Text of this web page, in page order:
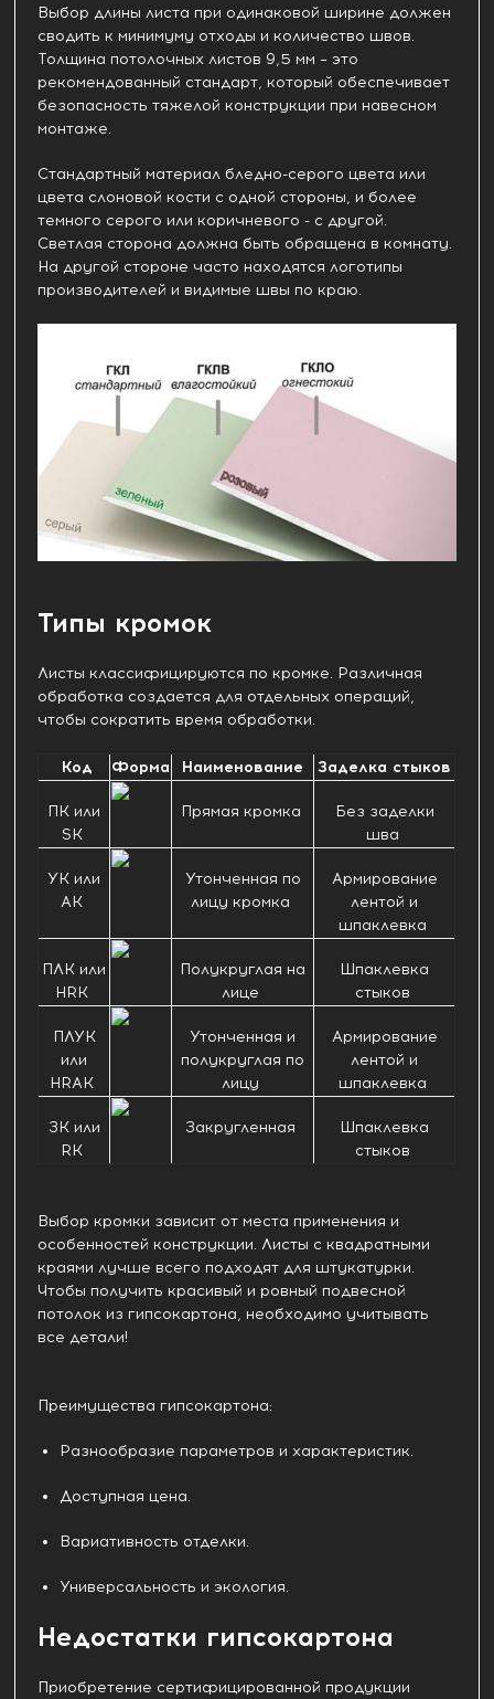
Выбор длины листа при одинаковой ширине должен
сводить к минимуму отходы и количество швов.
Толщина потолочных листов 9,5 мм – это
рекомендованный стандарт, который обеспечивает
безопасность тяжелой конструкции при навесном
монтаже.
Стандартный материал бледно-серого цвета или
цвета слоновой кости с одной стороны, и более
темного серого или коричневого - с другой.
Светлая сторона должна быть обращена в комнату.
На другой стороне часто находятся логотипы
производителей и видимые швы по краю.
Типы кромок
Листы классифицируются по кромке. Различная
обработка создается для отдельных операций,
чтобы сократить время обработки.
Код Форма Наименование Заделка стыков
ПК или
SK
Прямая кромка
Без заделки
шва
УК или
AK
Утонченная по
лицу кромка
Армирование
лентой и
шпаклевка
ПЛК или
HRK
Полукруглая на
лице
Шпаклевка
стыков
ПЛУК
или
HRAK
Утонченная и
полукруглая по
лицу
Армирование
лентой и
шпаклевка
ЗК или
RK
Закругленная
Шпаклевка
стыков
Выбор кромки зависит от места применения и
особенностей конструкции. Листы с квадратными
краями лучше всего подходят для штукатурки.
Чтобы получить красивый и ровный подвесной
потолок из гипсокартона, необходимо учитывать
все детали!
Преимущества гипсокартона:
Разнообразие параметров и характеристик.
Доступная цена.
Вариативность отделки.
Универсальность и экология.
Недостатки гипсокартона
Приобретение сертифицированной продукции